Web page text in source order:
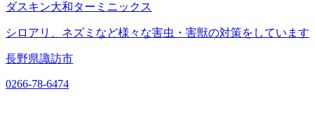
ダスキン大和ターミニックス
シロアリ、ネズミなど様々な害虫・害獣の対策をしています
長野県諏訪市
0266-78-6474